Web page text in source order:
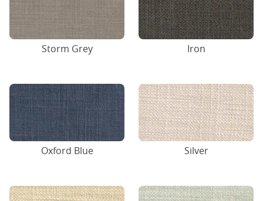
Storm Grey Iron
Oxford Blue Silver